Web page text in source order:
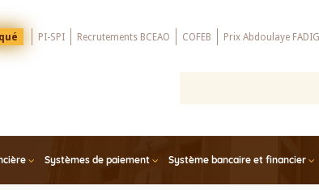
PI-SPI Recrutements BCEAO COFEB Prix Abdoulaye
Systèmes de paiement Système bancaire et financier